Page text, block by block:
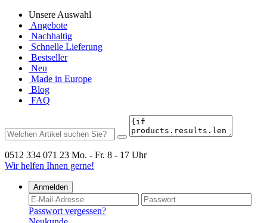
Unsere Auswahl
Angebote
Nachhaltig
Schnelle Lieferung
Bestseller
Neu
Made in Europe
Blog
FAQ
0512 334 071 23 Mo. - Fr. 8 - 17 Uhr
Wir helfen Ihnen gerne!
Anmelden
Passwort vergessen?